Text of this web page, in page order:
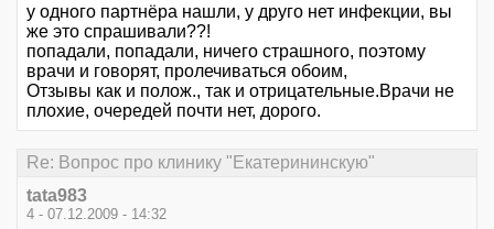
у одного партнёра нашли, у друго нет инфекции, вы
же это спрашивали??!
попадали, попадали, ничего страшного, поэтому
врачи и говорят, пролечиваться обоим,
Отзывы как и полож., так и отрицательные.Врачи не
плохие, очередей почти нет, дорого.
Re: Вопрос про клинику "Екатерининскую"
tata983
4 - 07.12.2009 - 14:32